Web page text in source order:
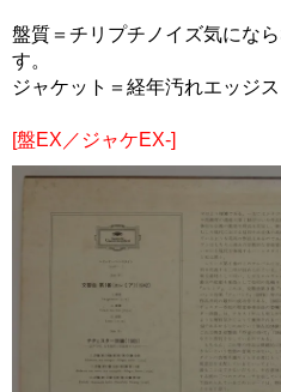
盤質＝チリプチノイズ気にな
す。
ジャケット＝経年汚れエッジ
[盤EX／ジャケEX-]